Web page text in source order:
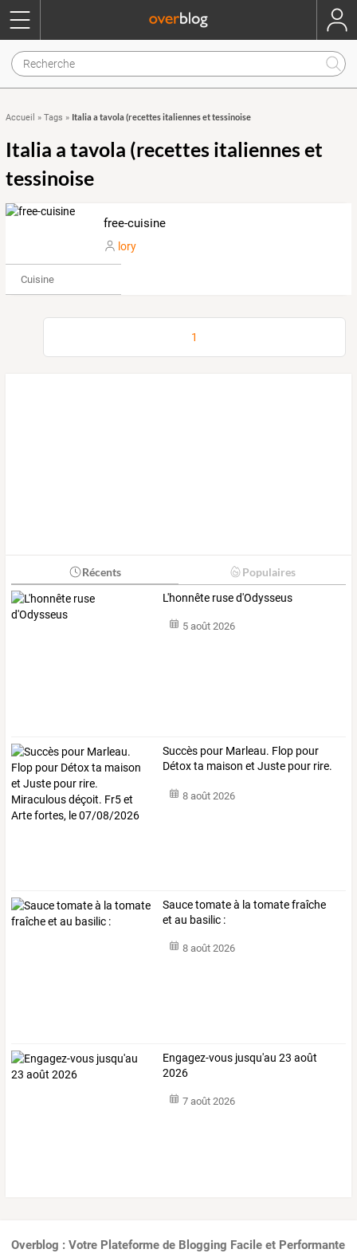
Accueil » Tags » Italia a tavola (recettes italiennes et tessinoise
Italia a tavola (recettes italiennes et
tessinoise
free-cuisine
lory
Cuisine
1
Récents Populaires
L'honnête ruse d'Odysseus
5 août 2026
Succès pour Marleau. Flop pour
Détoxta maison et Juste pour rire.
8 août 2026
Sauce tomate à la tomate fraîche
et au basilic :
8 août 2026
Engagez-vous jusqu'au 23 août
2026
7 août 2026
Overblog : Votre Plateforme de Blogging Facile et Performante